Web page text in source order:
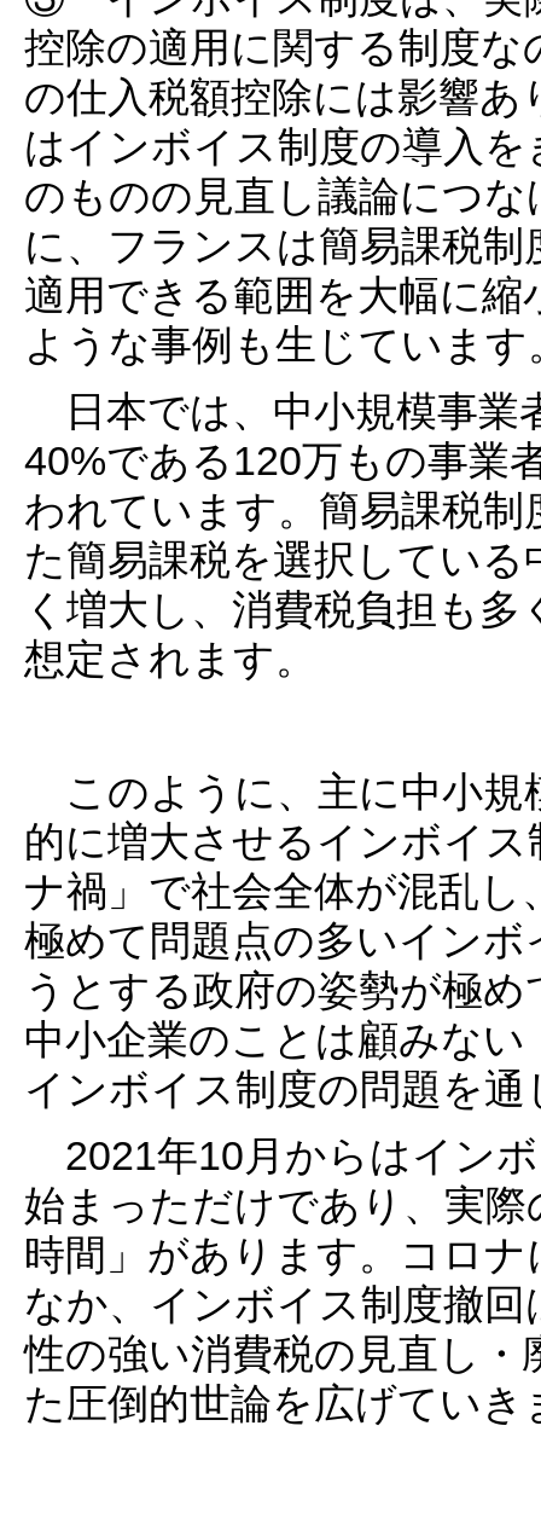
控除の適用に関する制度
の仕入税額控除には影響
はインボイス制度の導入
のものの見直し議論につ
に、フランスは簡易課税
適用できる範囲を大幅に
ような事例も生じています
日本では、中小規模事業
40%である120万もの事業
われています。簡易課税
た簡易課税を選択してい
く増大し、消費税負担も
想定されます。
このように、主に中小規
的に増大させるインボイ
ナ禍」で社会全体が混乱
極めて問題点の多いイン
うとする政府の姿勢が極
中小企業のことは顧みな
インボイス制度の問題を
2021年10月からはイン
始まっただけであり、実
時間」があります。コロ
なか、インボイス制度撤
性の強い消費税の見直し
た圧倒的世論を広げていき